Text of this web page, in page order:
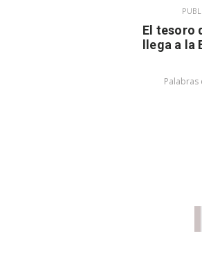
El tesoro
llega a
Palabras